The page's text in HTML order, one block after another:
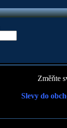
Změňte
Slevy do